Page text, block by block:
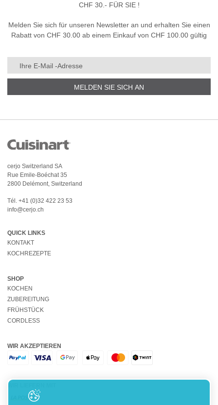
CHF 30.- FÜR SIE !
Melden Sie sich für unseren Newsletter an und erhalten Sie einen
Rabatt von CHF 30.00 ab einem Einkauf von CHF 100.00 gültig
MELDEN SIE SICH AN
cerjo Switzerland SA
Rue Emile-Boéchat 35
2800 Delémont, Switzerland
Tél. +41 (0)32 422 23 53
info@cerjo.ch
QUICK LINKS
KONTAKT
KOCHREZEPTE
SHOP
KOCHEN
ZUBEREITUNG
FRÜHSTÜCK
CORDLESS
WIR AKZEPTIEREN
WIR LIEFERN MIT